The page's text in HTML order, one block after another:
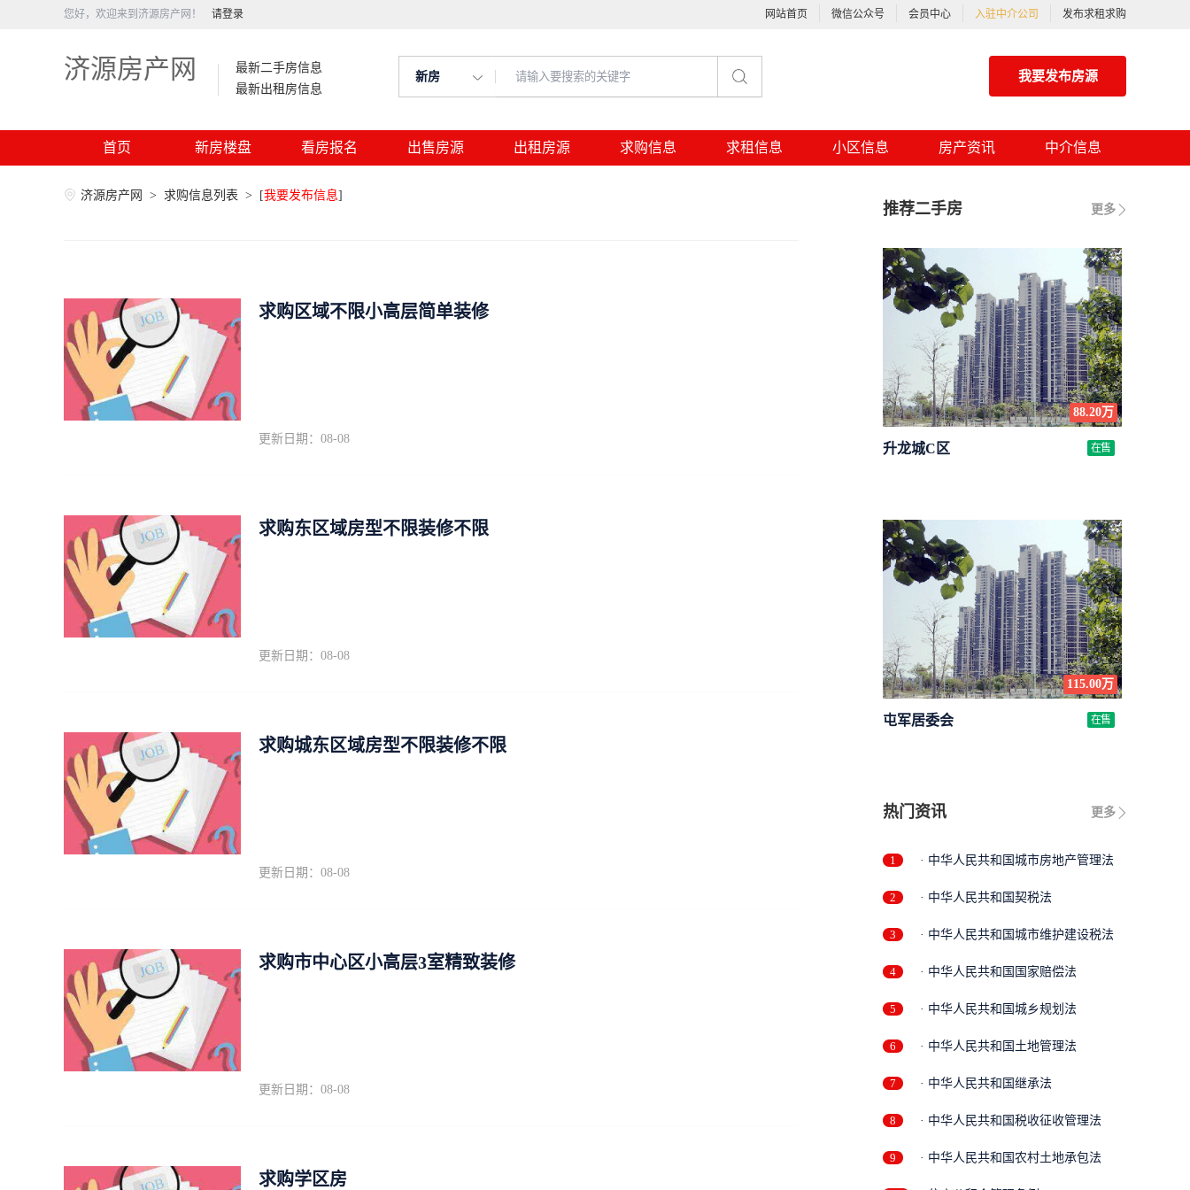
您好，欢迎来到济源房产网！ 请登录 网站首页 微信公众号 会员中心 入驻中介公司 发布求租求购
济源房产网
最新二手房信息
最新出租房信息
新房 我要发布房源
首页 新房楼盘 看房报名 出售房源 出租房源 求购信息 求租信息 小区信息 房产资讯 中介信息
济源房产网 > 求购信息列表 > [我要发布信息]
求购区域不限小高层简单装修
更新日期：08-08
求购东区域房型不限装修不限
更新日期：08-08
求购城东区域房型不限装修不限
更新日期：08-08
求购市中心区小高层3室精致装修
更新日期：08-08
求购学区房
更多
推荐二手房
88.20万
升龙城C区 在售
115.00万
屯军居委会 在售
更多
热门资讯
1 · 中华人民共和国城市房地产管理法
2 · 中华人民共和国契税法
3 · 中华人民共和国城市维护建设税法
4 · 中华人民共和国国家赔偿法
5 · 中华人民共和国城乡规划法
6 · 中华人民共和国土地管理法
7 · 中华人民共和国继承法
8 · 中华人民共和国税收征收管理法
9 · 中华人民共和国农村土地承包法